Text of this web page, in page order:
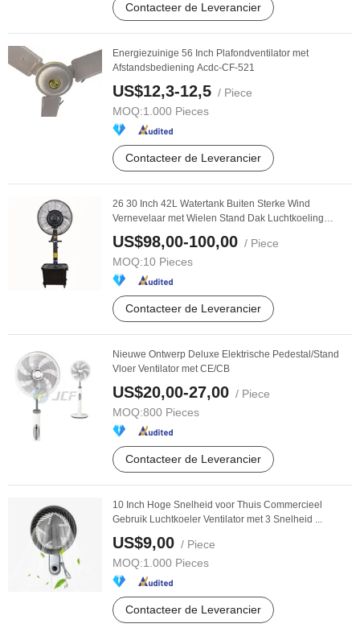
Contacteer de Leverancier
Energiezuinige 56 Inch Plafondventilator met
Afstandsbediening Acdc-CF-521
US$12,3-12,5 / Piece
MOQ:1.000 Pieces
Contacteer de Leverancier
26 30 Inch 42L Watertank Buiten Sterke Wind
Vernevelaar met Wielen Stand Dak Luchtkoeling
Elektrisch ...
US$98,00-100,00 / Piece
MOQ:10 Pieces
Contacteer de Leverancier
Nieuwe Ontwerp Deluxe Elektrische Pedestal/Stand
Vloer Ventilator met CE/CB
US$20,00-27,00 / Piece
MOQ:800 Pieces
Contacteer de Leverancier
10 Inch Hoge Snelheid voor Thuis Commercieel
Gebruik Luchtkoeler Ventilator met 3 Snelheid ...
US$9,00 / Piece
MOQ:1.000 Pieces
Contacteer de Leverancier